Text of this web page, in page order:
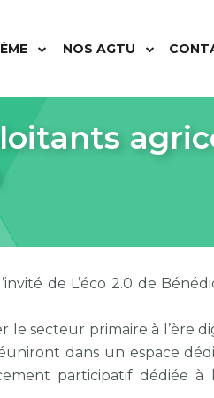
NOS AGTU
de L’éco 2.0 de
secteur primaire à l’ère
dans un espace
participatif dédiée à